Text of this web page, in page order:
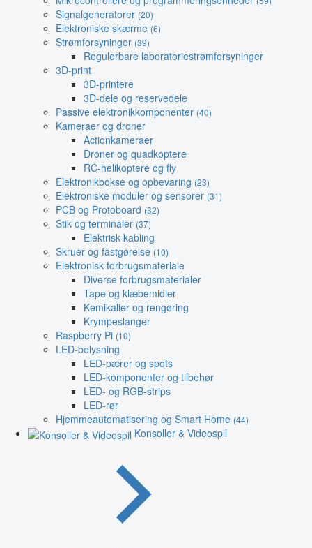
Signalgeneratorer (20)
Elektroniske skærme (6)
Strømforsyninger (39)
Regulerbare laboratoriestrømforsyninger
3D-print
3D-printere
3D-dele og reservedele
Passive elektronikkomponenter (40)
Kameraer og droner
Actionkameraer
Droner og quadkoptere
RC-helikoptere og fly
Elektronikbokse og opbevaring (23)
Elektroniske moduler og sensorer (31)
PCB og Protoboard (32)
Stik og terminaler (37)
Elektrisk kabling
Skruer og fastgørelse (10)
Elektronisk forbrugsmateriale
Diverse forbrugsmaterialer
Tape og klæbemidler
Kemikalier og rengøring
Krympeslanger
Raspberry Pi (10)
LED-belysning
LED-pærer og spots
LED-komponenter og tilbehør
LED- og RGB-strips
LED-rør
Hjemmeautomatisering og Smart Home (44)
Konsoller & Videospil